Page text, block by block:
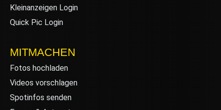
Kleinanzeigen Login
Quick Pic Login
MITMACHEN
Fotos hochladen
Videos vorschlagen
Spotinfos senden